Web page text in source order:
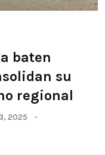
baten
su
regional
2025